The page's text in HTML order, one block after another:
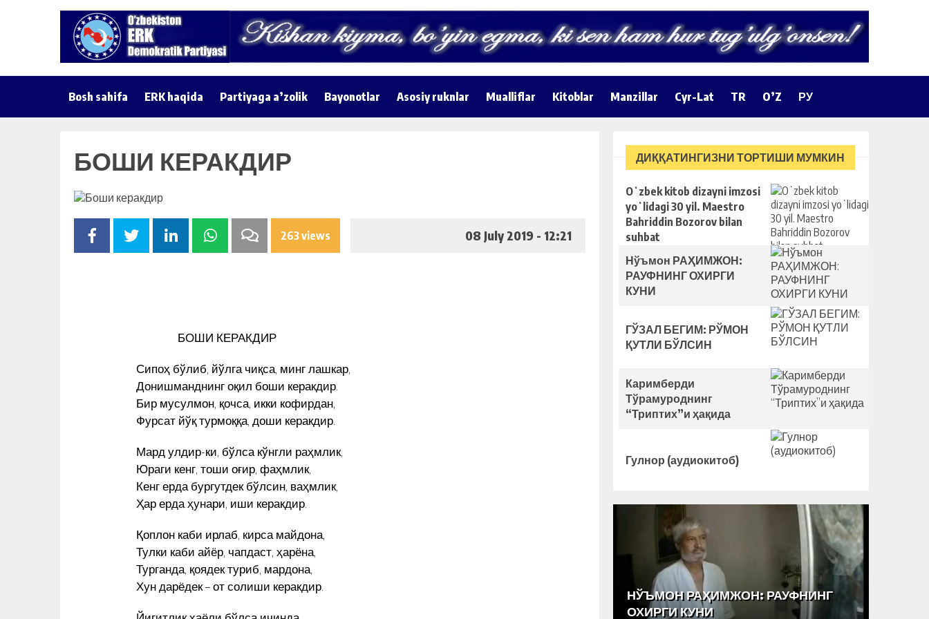
Bosh sahifa ERK haqida Partiyaga a’zolik Bayonotlar Asosiy ruknlar Mualliflar Kitoblar Manzillar Cyr-Lat TR O’Z РУ
БОШИ КЕРАКДИР
263 views 08 July 2019 - 12:21
БОШИ КЕРАКДИР
Сипоҳ бўлиб, йўлга чиқса, минг лашкар,
Донишманднинг оқил боши керакдир.
Бир мусулмон, қочса, икки кофирдан,
Фурсат йўқ турмоққа, доши керакдир.
Мард улдир-ки, бўлса кўнгли раҳмлик,
Юраги кенг, тоши оғир, фаҳмлик,
Кенг ерда бургутдек бўлсин, ваҳмлик,
Ҳар ерда ҳунари, иши керакдир.
Қоплон каби ирлаб, кирса майдона,
Тулки каби айёр, чапдаст, ҳарёна,
Турганда, қоядек туриб, мардона,
Хун дарёдек – от солиши керакдир.
ДИҚҚАТИНГИЗНИ ТОРТИШИ МУМКИН
Oʻzbek kitob dizayni imzosi
yoʻlidagi 30 yil. Maestro
Bahriddin Bozorov bilan
suhbat
Нўъмон РАҲИМЖОН:
РАУФНИНГ ОХИРГИ
КУНИ
ГЎЗАЛ БЕГИМ: РЎМОН
ҚУТЛИ БЎЛСИН
Каримберди
Тўрамуроднинг
“Триптих”и ҳақида
Гулнор (аудиокитоб)
РАССОМ ОХУНОВ ТОШКЕНТ
МАРКАЗИДА МУҲАММАД СОЛИҲ
НЎЪМОН РАҲИМЖОН: РАУФНИНГ
ОХИРГИ КУНИ